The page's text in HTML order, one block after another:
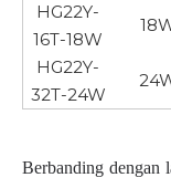
HG22Y-
16T-18W
HG22Y-
32T-24W
Berbanding dengan